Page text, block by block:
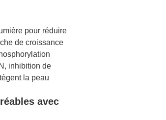
pour réduire
de croissance
inhibition de
la peau
avec